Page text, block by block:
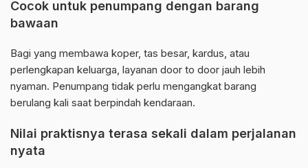
Cocok untuk penumpang dengan barang
bawaan
Bagi yang membawa koper, tas besar, kardus, atau
perlengkapan keluarga, layanan door to door jauh lebih
nyaman. Penumpang tidak perlu mengangkat barang
berulang kali saat berpindah kendaraan.
Nilai praktisnya terasa sekali dalam perjalanan
nyata